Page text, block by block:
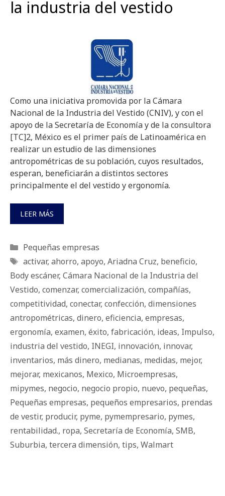
la industria del vestido
Como una iniciativa promovida por la Cámara
Nacional de la Industria del Vestido (CNIV), y con el
apoyo de la Secretaría de Economía y de la consultora
[TC]2, México es el primer país de Latinoamérica en
realizar un estudio de las dimensiones
antropométricas de su población, cuyos resultados,
esperan, beneficiarán a distintos sectores
principalmente el del vestido y ergonomía.
LEER MÁS
Categorías
Pequeñas empresas
Etiquetas
activar, ahorro, apoyo, Ariadna Cruz, beneficio,
Body escáner, Cámara Nacional de la Industria del
Vestido, comenzar, comercialización, compañías,
competitividad, conectar, confección, dimensiones
antropométricas, dinero, eficiencia, empresas,
ergonomía, examen, éxito, fabricación, ideas, Impulso,
industria del vestido, INEGI, innovación, innovar,
inventarios, más dinero, medianas, medidas, mejor,
mejorar, mexicanos, Mexico, Microempresas,
mipymes, negocio, negocio propio, nuevo, pequeñas,
Pequeñas empresas, pequeños empresarios, prendas
de vestir, producir, pyme, pymempresario, pymes,
rentabilidad., ropa, Secretaría de Economía, SMB,
Suburbia, tercera dimensión, tips, Walmart